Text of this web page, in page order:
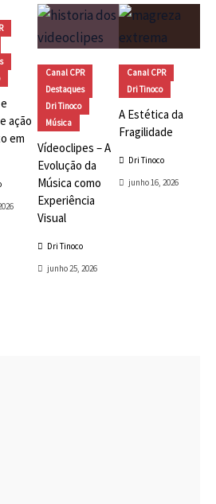
ação
em
Canal CPR
Destaques
Dri Tinoco
Música
Vídeoclipes – A
Evolução da
Música como
Experiência
Visual
Dri Tinoco
junho 25, 2026
Canal CPR
Dri Tinoco
A Estética da
Fragilidade
Dri Tinoco
junho 16, 2026